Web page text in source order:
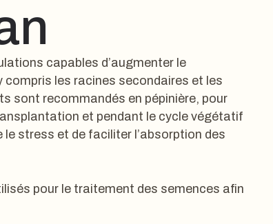
capables d’augmenter le
les racines secondaires et les
sont recommandés en pépinière, pour
et pendant le cycle végétatif
stress et de faciliter l’absorption des
pour le traitement des semences afin